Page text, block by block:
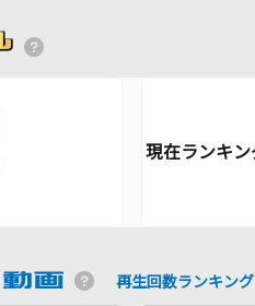
再生回数ランキング